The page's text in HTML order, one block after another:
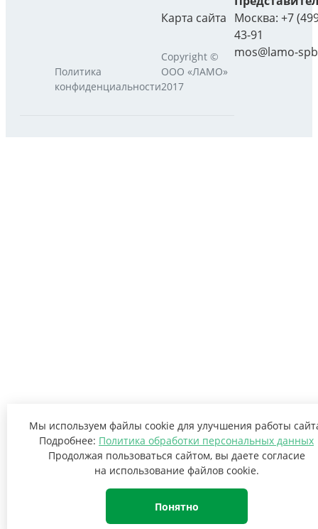
Политика
конфиденциальности
Карта сайта
Copyright ©
ООО «ЛАМО»
2017
Москва: +7
43-91
mos@lamo-
Мы используем файлы cookie для улучшения работы
Подробнее: Политика обработки персональных данных
Продолжая пользоваться сайтом, вы даете согласие
на использование файлов cookie.
Понятно